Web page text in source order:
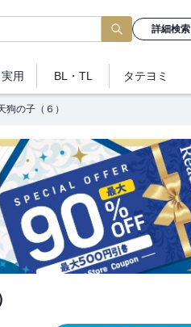
詳細検索
実用 BL・TL タテヨミ
狗の子（６）